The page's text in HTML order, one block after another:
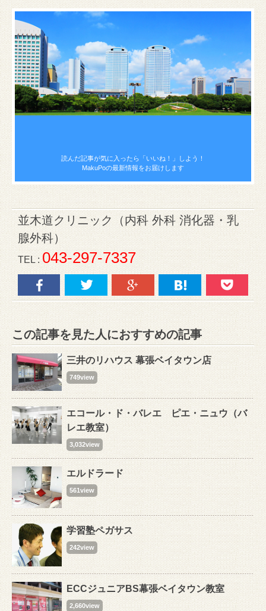
読んだ記事が気に入ったら 「いいね！」しよう！
MakuPoの最新情報をお届けします
並木道クリニック（内科 外科 消化器・乳
腺外科）
TEL : 043-297-7337
この記事を見た人におすすめの記事
三井のリハウス 幕張ベイタウン店
749view
エコール・ド・バレエ ピエ・ニュウ（バ
レエ教室）
3,032view
エルドラード
561view
学習塾ペガサス
242view
ECCジュニアBS幕張ベイタウン教室
2,660view